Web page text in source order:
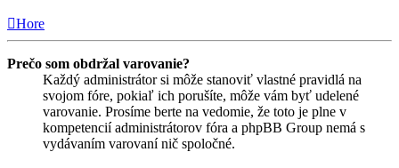
Hore
Prečo som obdržal varovanie?
Každý administrátor si môže stanoviť vlastné pravidlá na
svojom fóre, pokiaľ ich porušíte, môže vám byť udelené
varovanie. Prosíme berte na vedomie, že toto je plne v
kompetencií administrátorov fóra a phpBB Group nemá s
vydávaním varovaní nič spoločné.